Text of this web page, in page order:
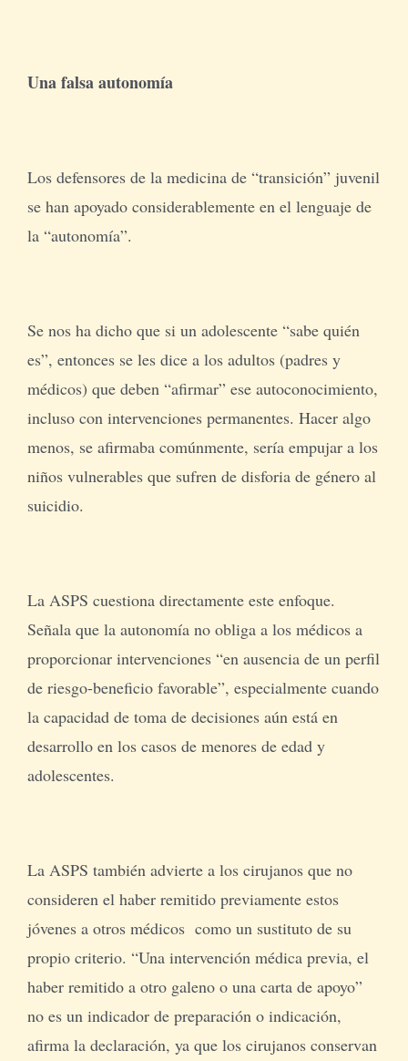
Una falsa autonomía
Los defensores de la medicina de “transición” juvenil
se han apoyado considerablemente en el lenguaje de
la “autonomía”.
Se nos ha dicho que si un adolescente “sabe quién
es”, entonces se les dice a los adultos (padres y
médicos) que deben “afirmar” ese autoconocimiento,
incluso con intervenciones permanentes. Hacer algo
menos, se afirmaba comúnmente, sería empujar a los
niños vulnerables que sufren de disforia de género al
suicidio.
La ASPS cuestiona directamente este enfoque.
Señala que la autonomía no obliga a los médicos a
proporcionar intervenciones “en ausencia de un perfil
de riesgo-beneficio favorable”, especialmente cuando
la capacidad de toma de decisiones aún está en
desarrollo en los casos de menores de edad y
adolescentes.
La ASPS también advierte a los cirujanos que no
consideren el haber remitido previamente estos
jóvenes a otros médicos como un sustituto de su
propio criterio. “Una intervención médica previa, el
haber remitido a otro galeno o una carta de apoyo”
no es un indicador de preparación o indicación,
afirma la declaración, ya que los cirujanos conservan